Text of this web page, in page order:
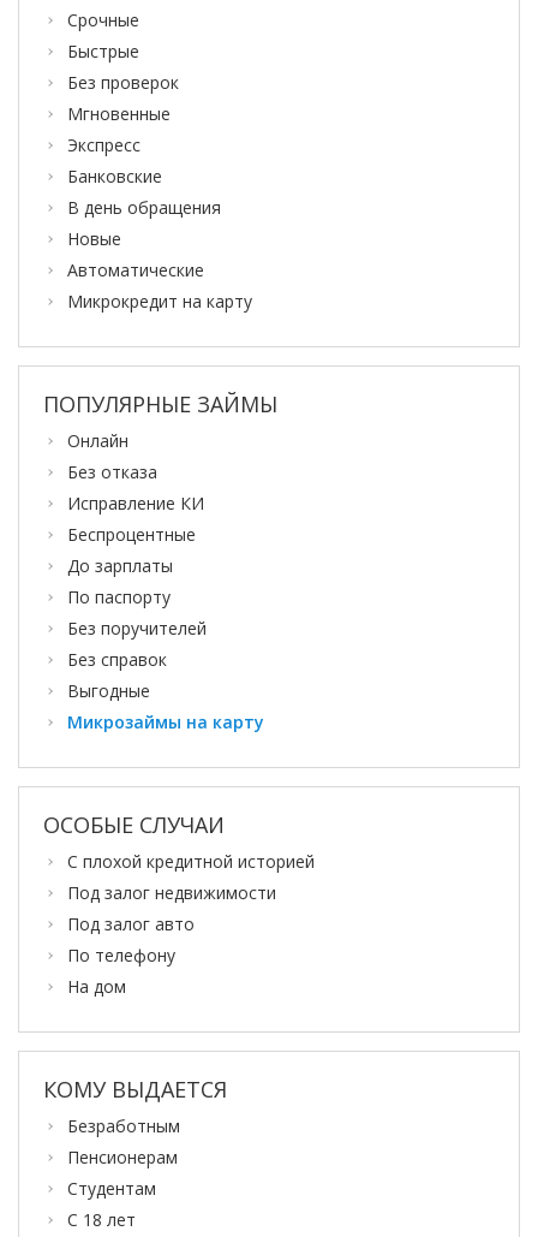
Срочные
Быстрые
Без проверок
Мгновенные
Экспресс
Банковские
В день обращения
Новые
Автоматические
Микрокредит на карту
ПОПУЛЯРНЫЕ ЗАЙМЫ
Онлайн
Без отказа
Исправление КИ
Беспроцентные
До зарплаты
По паспорту
Без поручителей
Без справок
Выгодные
Микрозаймы на карту
ОСОБЫЕ СЛУЧАИ
С плохой кредитной историей
Под залог недвижимости
Под залог авто
По телефону
На дом
КОМУ ВЫДАЕТСЯ
Безработным
Пенсионерам
Студентам
С 18 лет